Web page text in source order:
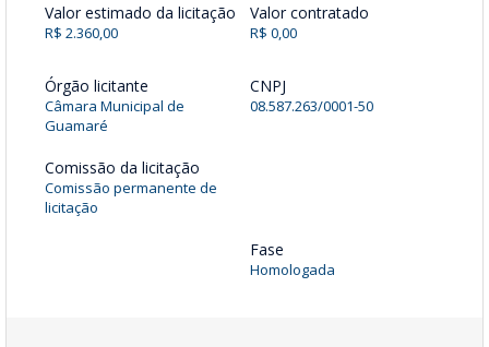
Valor estimado da licitação
R$ 2.360,00
Valor contratado
R$ 0,00
Órgão licitante
Câmara Municipal de
Guamaré
CNPJ
08.587.263/0001-50
Comissão da licitação
Comissão permanente de
licitação
Fase
Homologada